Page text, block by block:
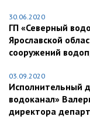
30.06.2020
ГП «Северный
Ярославской
сооружений
03.09.2020
Исполнительный
водоканал»
директора